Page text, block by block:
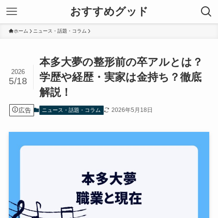
おすすめグッド
ホーム ニュース・話題・コラム
本多大夢の整形前の卒アルとは？
学歴や経歴・実家は金持ち？徹底
解説！
2026
5/18
広告 ニュース・話題・コラム 2026年5月18日